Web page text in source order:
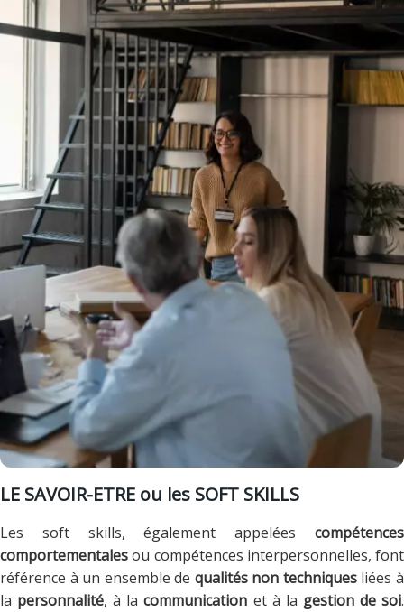
LE SAVOIR-ETRE ou les SOFT SKILLS
Les soft skills, également appelées compétences
comportementalesou compétences interpersonnelles, font
référence à un ensemble de qualités non techniquesliées à
la personnalité, à lacommunication et à la gestion de soi.